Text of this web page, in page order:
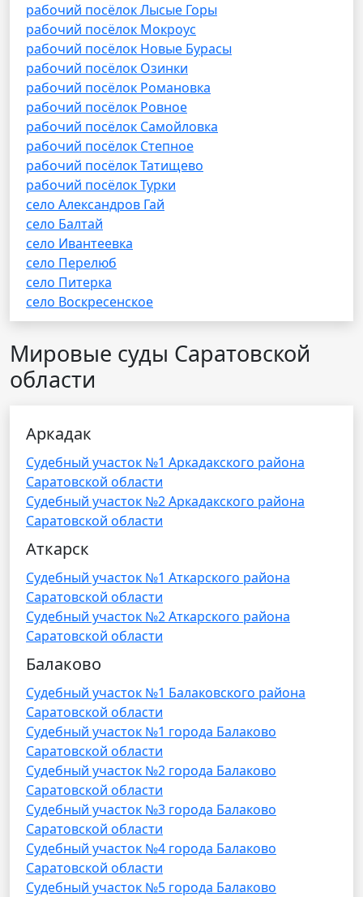
рабочий посёлок Лысые Горы
рабочий посёлок Мокроус
рабочий посёлок Новые Бурасы
рабочий посёлок Озинки
рабочий посёлок Романовка
рабочий посёлок Ровное
рабочий посёлок Самойловка
рабочий посёлок Степное
рабочий посёлок Татищево
рабочий посёлок Турки
село Александров Гай
село Балтай
село Ивантеевка
село Перелюб
село Питерка
село Воскресенское
Мировые суды Саратовской
области
Аркадак
Судебный участок №1 Аркадакского района
Саратовской области
Судебный участок №2 Аркадакского района
Саратовской области
Аткарск
Судебный участок №1 Аткарского района
Саратовской области
Судебный участок №2 Аткарского района
Саратовской области
Балаково
Судебный участок №1 Балаковского района
Саратовской области
Судебный участок №1 города Балаково
Саратовской области
Судебный участок №2 города Балаково
Саратовской области
Судебный участок №3 города Балаково
Саратовской области
Судебный участок №4 города Балаково
Саратовской области
Судебный участок №5 города Балаково